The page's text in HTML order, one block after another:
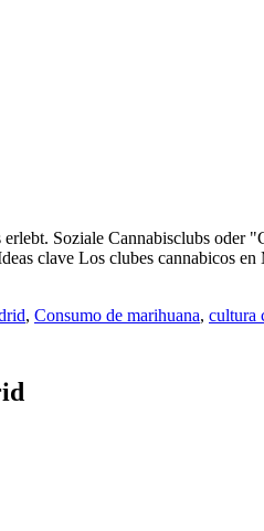
Soziale Cannabisclubs
clave Los clubes cannabicos en
, Consumo de marihuana, cultura